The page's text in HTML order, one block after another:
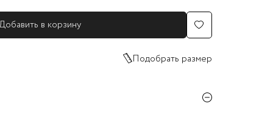
в корзину
Подобрать размер